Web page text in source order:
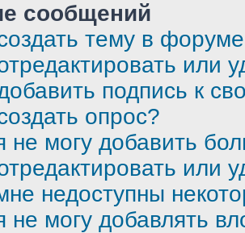
сообщений
тему в
или
подпись к
опрос?
не могу добавить
или
недоступны
не могу добавлять